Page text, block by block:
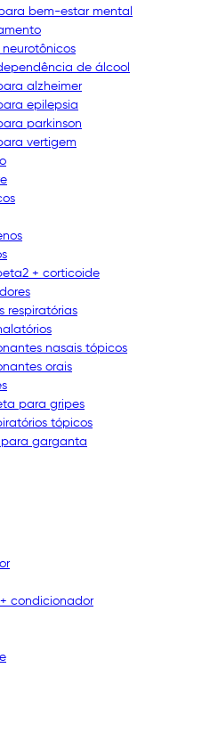
bem-estar mental
de álcool
alzheimer
epilepsia
parkinson
vertigem
+ corticoide
respiratórias
nasais tópicos
orais
para gripes
tópicos
garganta
condicionador